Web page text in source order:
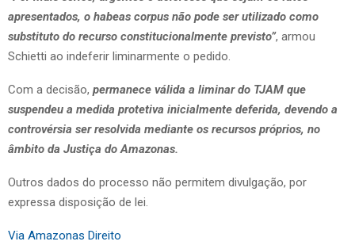
apresentados, o habeas corpus não pode ser utilizado como
substituto do recurso constitucionalmente previsto”, armou
Schietti ao indeferir liminarmente o pedido.
Com a decisão, permanece válida a liminar do TJAM que
suspendeu a medida protetiva inicialmente deferida, devendo a
controvérsia ser resolvida mediante os recursos próprios, no
âmbito da Justiça do Amazonas.
Outros dados do processo não permitem divulgação, por
expressa disposição de lei.
Via Amazonas Direito